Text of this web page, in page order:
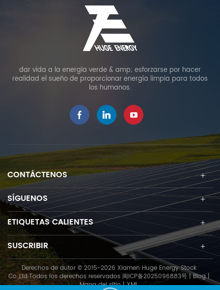
para la abrazadera del
penetración del techo. La
elevación se puede utilizar
como inclinación fija o
permite ajustes específicos
del proyecto y optimiza la
solar. El innovador diseño de
alto preensamblaje elimina
instalación rápida y fácil del
módulo fotovoltaico.
estabilidad y anticorrosión, y
son compatibles con una
variedad de módulos
solares. El diseño de la
garantiza un tiempo de
instalación más corto para
dar vida a la energía verde & amp; esforzarse por hacer
realidad el sueño de proporcionar energía limpia para todos
los humanos.
CONTÁCTENOS
SÍGUENOS
ETIQUETAS CALIENTES
SUSCRIBIR
Derechos de autor © 2015-2026 Xiamen Huge Energy Stock
Co.,Ltd.Todos los derechos reservados 闽ICP备2025096883号|Blog|
Mapa del sitio|XML